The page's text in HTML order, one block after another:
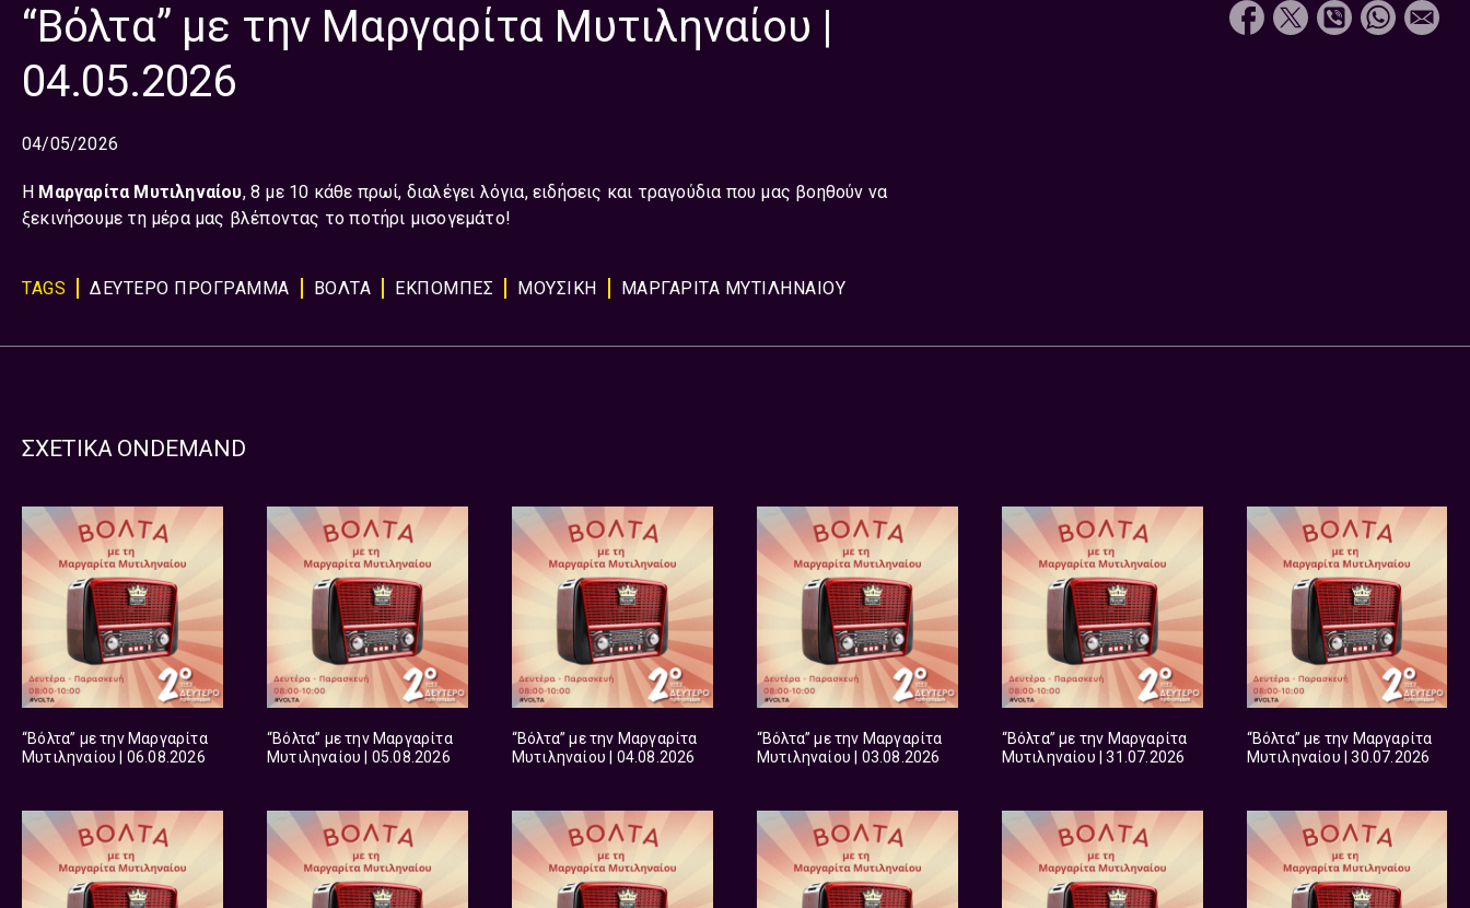
“Βόλτα” με την Μαργαρίτα Μυτιληναίου |
04.05.2026
04/05/2026
Η Μαργαρίτα Μυτιληναίου, 8 με 10 κάθε πρωί, διαλέγει λόγια, ειδήσεις και τραγούδια που μας βοηθούν να
ξεκινήσουμε τη μέρα μας βλέποντας το ποτήρι μισογεμάτο!
TAGS ΔΕΥΤΕΡΟ ΠΡΟΓΡΑΜΜΑ ΒΟΛΤΑ ΕΚΠΟΜΠΈΣ ΜΟΥΣΙΚΉ ΜΑΡΓΑΡΙΤΑ ΜΥΤΙΛΗΝΑΙΟΥ
ΣΧΕΤΙΚΑ ONDEMAND
“Βόλτα” με την Μαργαρίτα
Μυτιληναίου | 06.08.2026
“Βόλτα” με την Μαργαρίτα
Μυτιληναίου | 05.08.2026
“Βόλτα” με την Μαργαρίτα
Μυτιληναίου | 04.08.2026
“Βόλτα” με την Μαργαρίτα
Μυτιληναίου | 03.08.2026
“Βόλτα” με την Μαργαρίτα
Μυτιληναίου | 31.07.2026
“Βόλτα” με την Μαργαρίτα
Μυτιληναίου | 30.07.2026